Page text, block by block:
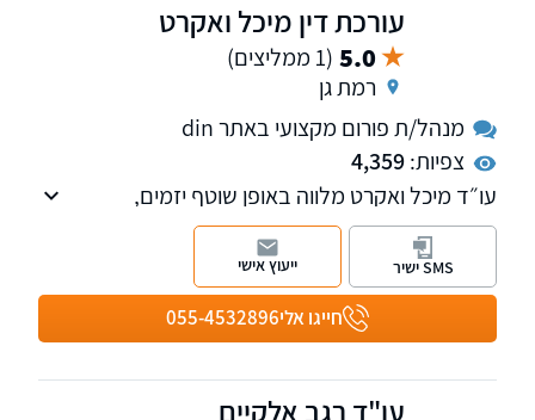
עורכת דין מיכל ואקרט
5.0 (1 ממליצים)
רמת גן
מנהל/ת פורום מקצועי באתר din
צפיות:4,359
עו״ד מיכל ואקרט מלווה באופן שוטף יזמים,
קבלנים, חוכרים ודיירים מוגנים בעסקאות שונות
מול רשות מקרקעי ישראל, ומעניקה לכל אותם
גורמים ליווי וייצוג משפטי מול רשויות המדינה ו/או
רשויות מקומיות ו/או חברות ממשלתיות שונות.
חייגו אלי055-4532896
SMS ישיר ייעוץ אישי
עו"ד רגב אלקיים